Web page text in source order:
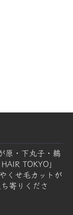
原・下丸子・鵜
TOKYO」
くせ毛カットが
寄りくださ